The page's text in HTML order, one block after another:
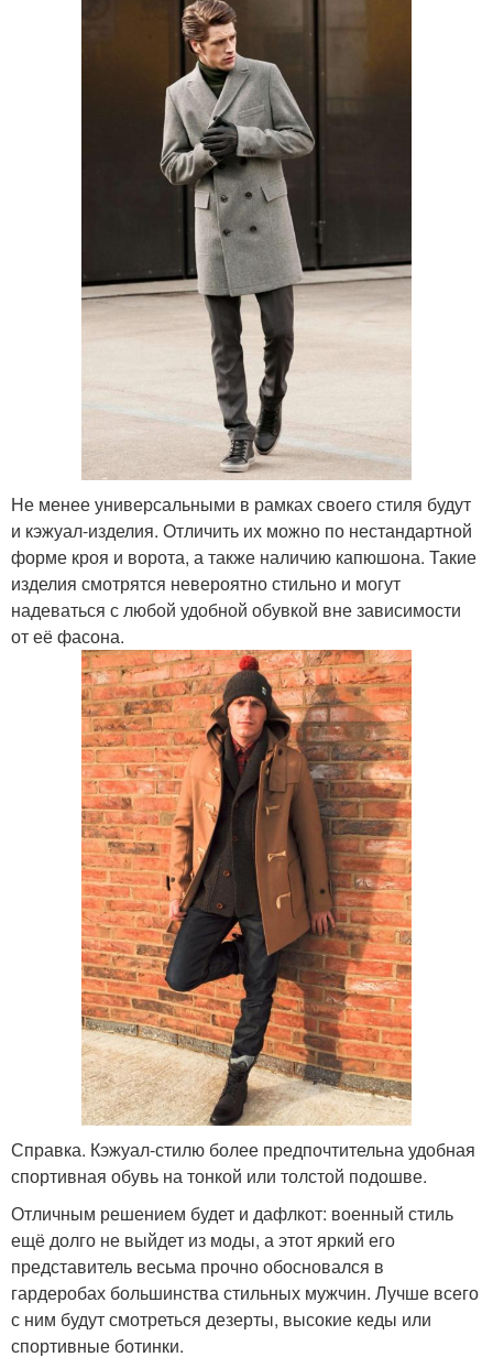
Не менее универсальными в рамках своего стиля будут
и кэжуал-изделия. Отличить их можно по нестандартной
форме кроя и ворота, а также наличию капюшона. Такие
изделия смотрятся невероятно стильно и могут
надеваться с любой удобной обувкой вне зависимости
от её фасона.
Справка. Кэжуал-стилю более предпочтительна удобная
спортивная обувь на тонкой или толстой подошве.
Отличным решением будет и дафлкот: военный стиль
ещё долго не выйдет из моды, а этот яркий его
представитель весьма прочно обосновался в
гардеробах большинства стильных мужчин. Лучше всего
с ним будут смотреться дезерты, высокие кеды или
спортивные ботинки.